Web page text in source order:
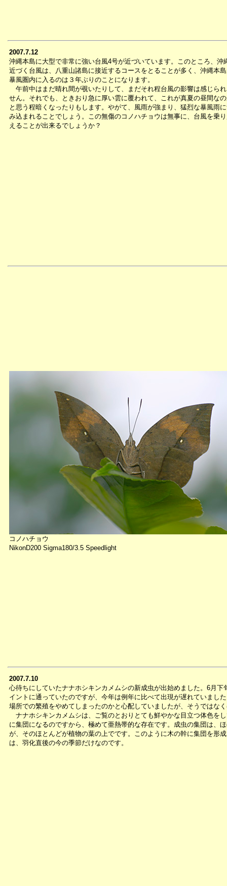
2007.7.12
沖縄本島に大型で非常に強い台風4号が近づいています。このところ、沖
近づく台風は、八重山諸島に接近するコースをとることが多く、沖縄本
暴風圏内に入るのは３年ぶりのことになります。
午前中はまだ晴れ間が覗いたりして、まだそれ程台風の影響は感じら
せん。それでも、ときおり急に厚い雲に覆われて、これが真夏の昼間な
と思う程暗くなったりもします。やがて、風雨が強まり、猛烈な暴風雨
み込まれることでしょう。この無傷のコノハチョウは無事に、台風を乗
えることが出来るでしょうか？
コノハチョウ
NikonD200 Sigma180/3.5 Speedlight
2007.7.10
心待ちにしていたナナホシキンカメムシの新成虫が出始めました。6月下
イントに通っていたのですが、今年は例年に比べて出現が遅れていまし
場所での繁殖をやめてしまったのかと心配していましたが、そうではな
ナナホシキンカメムシは、ご覧のとおりとても鮮やかな目立つ体色を
に集団になるのですから、極めて亜熱帯的な存在です。成虫の集団は、
が、そのほとんどが植物の葉の上でです。このように木の幹に集団を形
は、羽化直後の今の季節だけなのです。